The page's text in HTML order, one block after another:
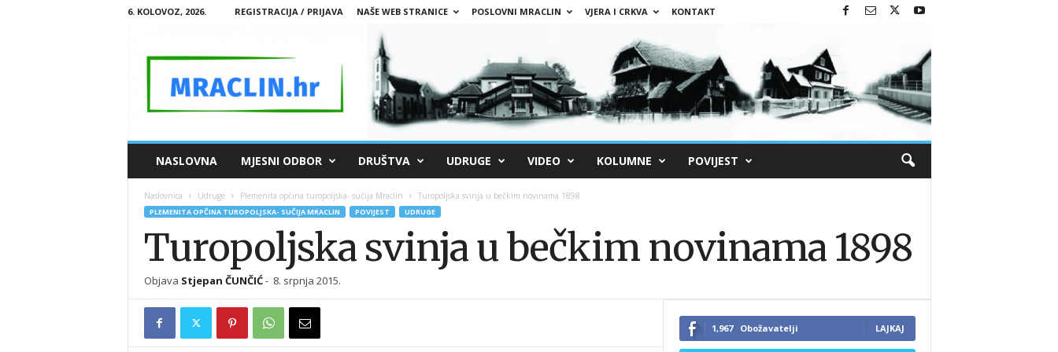
6. KOLOVOZ, 2026. REGISTRACIJA / PRIJAVA NAŠE WEB STRANICE POSLOVNI MRACLIN VJERA I CRKVA KONTAKT
M
A
R
NASLOVNA MJESNI ODBOR DRUŠTVA UDRUGE VIDEO KOLUMNE POVIJEST
Naslovnica Udruge Plemenita opčina turopoljska- sučija Mraclin Turopoljska svinja u bečkim novinama 1898
PLEMENITA OPČINA TUROPOLJSKA- SUČIJA MRACLIN POVIJEST UDRUGE
Turopoljska svinja u bečkim novinama 1898
Objava Stjepan ČUNČIĆ- 8. srpnja 2015.
1,967 Obožavatelji LAJKAJ